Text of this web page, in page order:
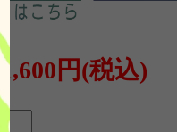
61,600円(税込)